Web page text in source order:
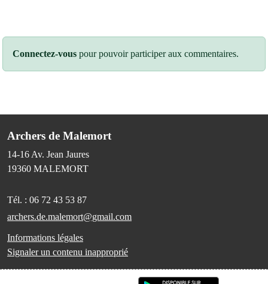
Connectez-vous pour pouvoir participer aux commentaires.
Archers de Malemort
14-16 Av. Jean Jaures
19360 MALEMORT
Tél. : 06 72 43 53 87
archers.de.malemort@gmail.com
Informations légales
Signaler un contenu inapproprié